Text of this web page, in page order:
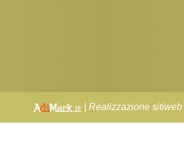
| Realizzazione sitiweb